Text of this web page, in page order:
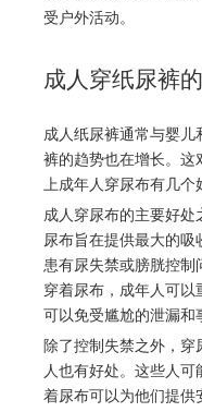
受户外活动。
成人穿纸尿裤
成人纸尿裤通常与婴
裤的趋势也在增长。
上成年人穿尿布有几个
成人穿尿布的主要好
尿布旨在提供最大的
患有尿失禁或膀胱控
穿着尿布，成年人可
可以免受尴尬的泄漏和
除了控制失禁之外，
人也有好处。这些人
着尿布可以为他们提